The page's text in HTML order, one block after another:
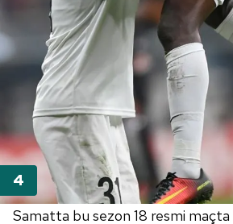
Samatta bu sezon 18 resmi